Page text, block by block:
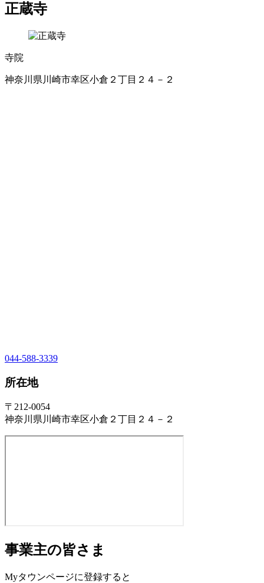
正蔵寺
寺院
神奈川県川崎市幸区小倉２丁目２４－２
044-588-3339
所在地
〒212-0054
神奈川県川崎市幸区小倉２丁目２４－２
事業主の皆さま
Myタウンページに登録すると